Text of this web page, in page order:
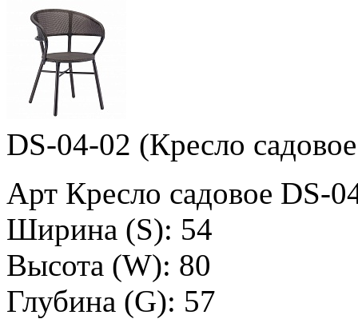
DS-04-02 (Кресло
Арт Кресло садовое DS-
Ширина (S): 54
Высота (W): 80
Глубина (G): 57